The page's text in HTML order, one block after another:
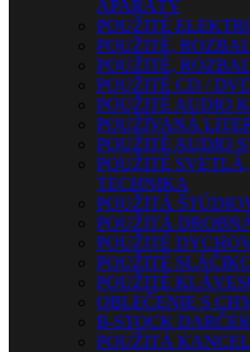
APARÁTY
POUŽITÉ
POUŽITÉ,
POUŽITÉ,
POUŽITÉ CD /
POUŽITÉ AUDIO
POUŽÍVANÁ
POUŽITÉ AUDIO
POUŽITÉ
TECHNIKA
POUŽITÁ
POUŽITÁ
POUŽITÉ
POUŽITÉ
POUŽITÉ
OBLEČENIE S
B-STOCK
POUŽITÁ